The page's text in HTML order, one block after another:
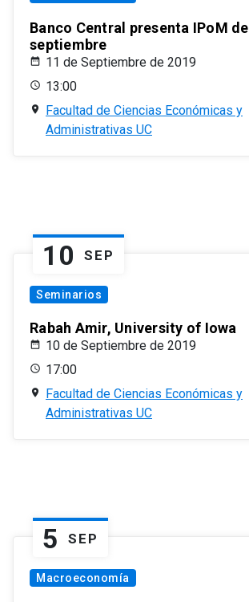
Banco Central presenta IPoM de
septiembre
11 de Septiembre de 2019
13:00
Facultad de Ciencias Económicas y
Administrativas UC
10 SEP
Seminarios
Rabah Amir, University of Iowa
10 de Septiembre de 2019
17:00
Facultad de Ciencias Económicas y
Administrativas UC
5 SEP
Macroeconomía